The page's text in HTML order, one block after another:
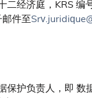
二经济庭，KRS
邮件至
保护负责人，即